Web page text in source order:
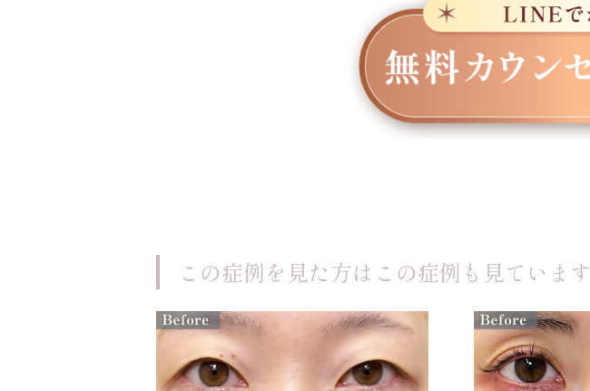
この症例を見た方はこの症例も見ています